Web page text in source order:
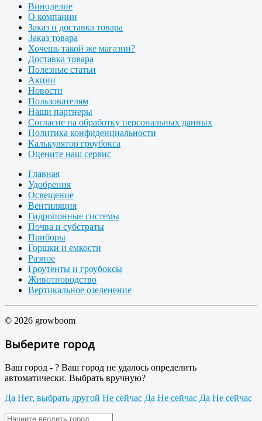
Виноделие
О компании
Заказ и доставка товара
Заказ товара
Хочешь такой же магазин?
Доставка товара
Полезные статьи
Акции
Новости
Пользователям
Наши партнеры
Согласие на обработку персональных данных
Политика конфиденциальности
Калькулятор гроубокса
Оцените наш сервис
Главная
Удобрения
Освещение
Вентиляция
Гидропонные системы
Почва и субстраты
Приборы
Горшки и емкости
Разное
Гроутенты и гроубоксы
Животноводство
Вертикальное озеленение
© 2026 growboom
Выберите город
Ваш город - ? Ваш город не удалось определить
автоматически. Выбрать вручную?
Да Нет, выбрать другой Не сейчас Да Не сейчас Да Не сейчас